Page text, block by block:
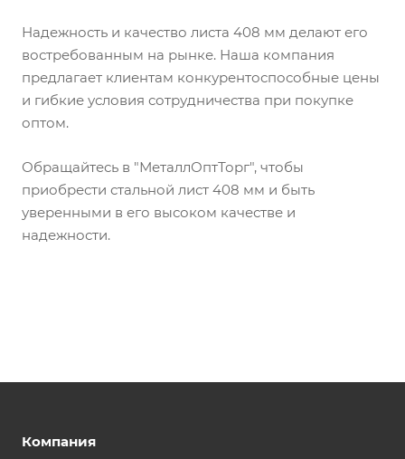
Надежность и качество листа 408 мм делают его
востребованным на рынке. Наша компания
предлагает клиентам конкурентоспособные цены
и гибкие условия сотрудничества при покупке
оптом.
Обращайтесь в "МеталлОптТорг", чтобы
приобрести стальной лист 408 мм и быть
уверенными в его высоком качестве и
надежности.
Компания